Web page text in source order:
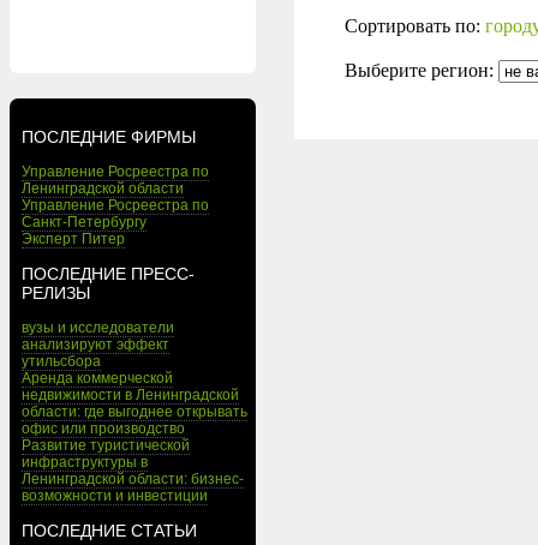
ПОСЛЕДНИЕ ФИРМЫ
Управление Росреестра по
Ленинградской области
Управление Росреестра по
Санкт-Петербургу
Эксперт Питер
ПОСЛЕДНИЕ ПРЕСС-
РЕЛИЗЫ
вузы и исследователи
анализируют эффект
утильсбора
Аренда коммерческой
недвижимости в Ленинградской
области: где выгоднее открывать
офис или производство
Развитие туристической
инфраструктуры в
Ленинградской области: бизнес-
возможности и инвестиции
ПОСЛЕДНИЕ СТАТЬИ
Сортировать по:
Выберите регион: